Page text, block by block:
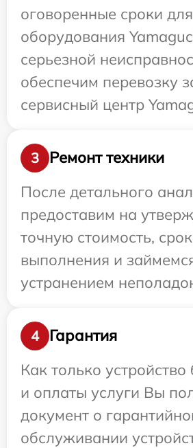
оговоренные сроки
оборудования
серьезной
обеспечим перевозку
сервисный центр
3
Ремонт техники
После детального
предоставим на
точную стоимость,
выполнения и
устранением
4
Гарантия
Как только устройство
и оплаты услуги Вы
документ о
обслуживании